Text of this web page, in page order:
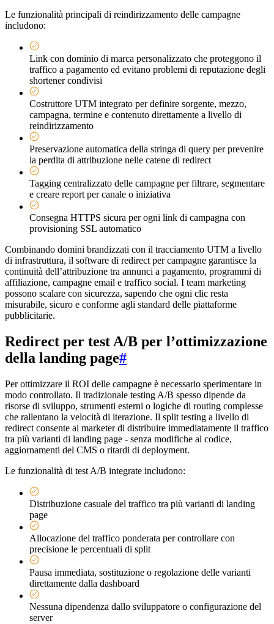
Le funzionalità principali di reindirizzamento delle campagne
includono:
Link con dominio di marca personalizzato che proteggono il
traffico a pagamento ed evitano problemi di reputazione degli
shortener condivisi
Costruttore UTM integrato per definire sorgente, mezzo,
campagna, termine e contenuto direttamente a livello di
reindirizzamento
Preservazione automatica della stringa di query per prevenire
la perdita di attribuzione nelle catene di redirect
Tagging centralizzato delle campagne per filtrare, segmentare
e creare report per canale o iniziativa
Consegna HTTPS sicura per ogni link di campagna con
provisioning SSL automatico
Combinando domini brandizzati con il tracciamento UTM a livello
di infrastruttura, il software di redirect per campagne garantisce la
continuità dell’attribuzione tra annunci a pagamento, programmi di
affiliazione, campagne email e traffico social. I team marketing
possono scalare con sicurezza, sapendo che ogni clic resta
misurabile, sicuro e conforme agli standard delle piattaforme
pubblicitarie.
Redirect per test A/B per l’ottimizzazione
della landing page#
Per ottimizzare il ROI delle campagne è necessario sperimentare in
modo controllato. Il tradizionale testing A/B spesso dipende da
risorse di sviluppo, strumenti esterni o logiche di routing complesse
che rallentano la velocità di iterazione. Il split testing a livello di
redirect consente ai marketer di distribuire immediatamente il traffico
tra più varianti di landing page - senza modifiche al codice,
aggiornamenti del CMS o ritardi di deployment.
Le funzionalità di test A/B integrate includono:
Distribuzione casuale del traffico tra più varianti di landing
page
Allocazione del traffico ponderata per controllare con
precisione le percentuali di split
Pausa immediata, sostituzione o regolazione delle varianti
direttamente dalla dashboard
Nessuna dipendenza dallo sviluppatore o configurazione del
server